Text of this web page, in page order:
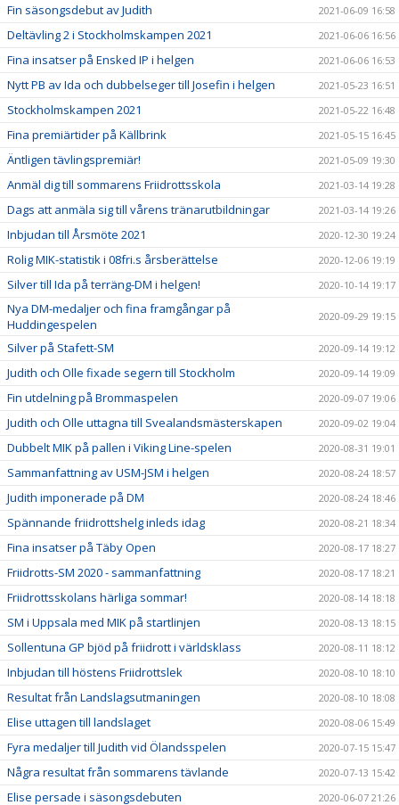
Fin säsongsdebut av Judith 2021-06-09 16:58
Deltävling 2 i Stockholmskampen 2021 2021-06-06 16:56
Fina insatser på Ensked IP i helgen 2021-06-06 16:53
Nytt PB av Ida och dubbelseger till Josefin i helgen 2021-05-23 16:51
Stockholmskampen 2021 2021-05-22 16:48
Fina premiärtider på Källbrink 2021-05-15 16:45
Äntligen tävlingspremiär! 2021-05-09 19:30
Anmäl dig till sommarens Friidrottsskola 2021-03-14 19:28
Dags att anmäla sig till vårens tränarutbildningar 2021-03-14 19:26
Inbjudan till Årsmöte 2021 2020-12-30 19:24
Rolig MIK-statistik i 08fri.s årsberättelse 2020-12-06 19:19
Silver till Ida på terräng-DM i helgen! 2020-10-14 19:17
Nya DM-medaljer och fina framgångar på
Huddingespelen
2020-09-29 19:15
Silver på Stafett-SM 2020-09-14 19:12
Judith och Olle fixade segern till Stockholm 2020-09-14 19:09
Fin utdelning på Brommaspelen 2020-09-07 19:06
Judith och Olle uttagna till Svealandsmästerskapen 2020-09-02 19:04
Dubbelt MIK på pallen i Viking Line-spelen 2020-08-31 19:01
Sammanfattning av USM-JSM i helgen 2020-08-24 18:57
Judith imponerade på DM 2020-08-24 18:46
Spännande friidrottshelg inleds idag 2020-08-21 18:34
Fina insatser på Täby Open 2020-08-17 18:27
Friidrotts-SM 2020 - sammanfattning 2020-08-17 18:21
Friidrottsskolans härliga sommar! 2020-08-14 18:18
SM i Uppsala med MIK på startlinjen 2020-08-13 18:15
Sollentuna GP bjöd på friidrott i världsklass 2020-08-11 18:12
Inbjudan till höstens Friidrottslek 2020-08-10 18:10
Resultat från Landslagsutmaningen 2020-08-10 18:08
Elise uttagen till landslaget 2020-08-06 15:49
Fyra medaljer till Judith vid Ölandsspelen 2020-07-15 15:47
Några resultat från sommarens tävlande 2020-07-13 15:42
Elise persade i säsongsdebuten 2020-06-07 21:26